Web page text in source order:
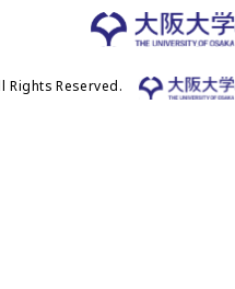
Reserved.